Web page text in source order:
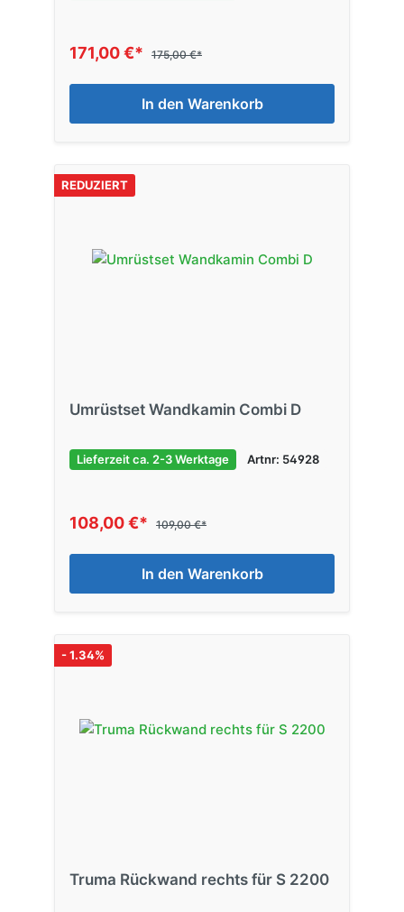
171,00 €* 175,00 €*
In den Warenkorb
REDUZIERT
Umrüstset Wandkamin Combi D
Lieferzeit ca. 2-3 Werktage Artnr: 54928
108,00 €* 109,00 €*
In den Warenkorb
- 1.34%
Truma Rückwand rechts für S 2200